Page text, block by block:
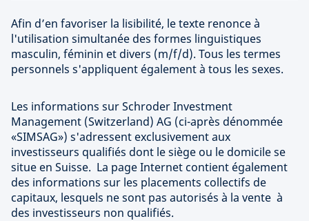
Afin d’en favoriser la lisibilité, le texte renonce à
l'utilisation simultanée des formes linguistiques
masculin, féminin et divers (m/f/d). Tous les termes
personnels s'appliquent également à tous les sexes.
Les informations sur Schroder Investment
Management (Switzerland) AG (ci-après dénommée
«SIMSAG») s'adressent exclusivement aux
investisseurs qualifiés dont le siège ou le domicile se
situe en Suisse. La page Internet contient également
des informations sur les placements collectifs de
capitaux, lesquels ne sont pas autorisés à la vente à
des investisseurs non qualifiés.